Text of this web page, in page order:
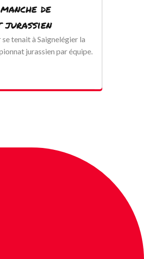
de
jurassien
tenait à Saignelégier la
jurassien par équipe.